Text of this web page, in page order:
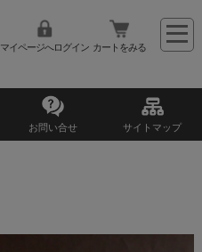
マイページへログイン カートをみる
お問い合せ サイトマップ